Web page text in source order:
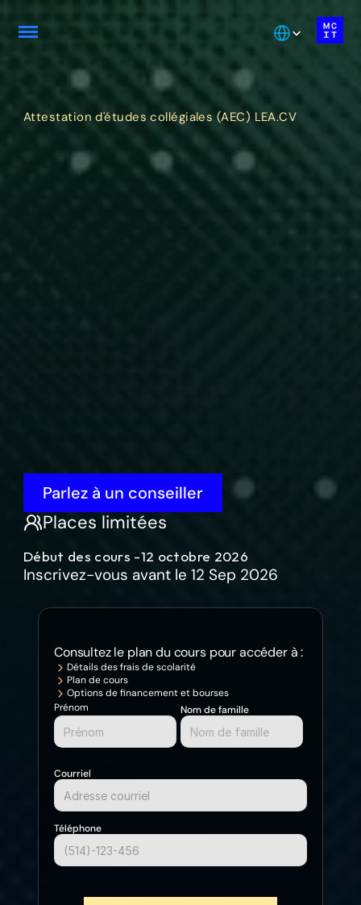
Attestation d'études collégiales (AEC) LEA.CV
production (SAP PP), la gestion des articles et des
approvisionnements (SAP MM) et les ventes et distribution
(SAP SD). Acquérez une expérience concrète dans la
configuration et la gestion des processus de chaîne
de consultant SAP et de spécialiste ERP fonctionnel.
Parlez à un conseiller
Places limitées
Début des cours -12 octobre 2026
Inscrivez-vous avant le 12 Sep 2026
Consultez le plan du cours pour accéder à :
Détails des frais de scolarité
Plan de cours
Options de financement et bourses
Prénom
Nom de famille
Courriel
Téléphone
Select Language